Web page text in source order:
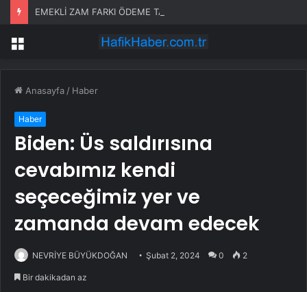
Menü
Anasayfa / Haber
Haber
Biden: Üs saldırısına
cevabımız kendi
seçeceğimiz yer ve
zamanda devam edecek
NEVRİYE BÜYÜKDOĞAN Şubat 2, 2024 0 2
Bir dakikadan az